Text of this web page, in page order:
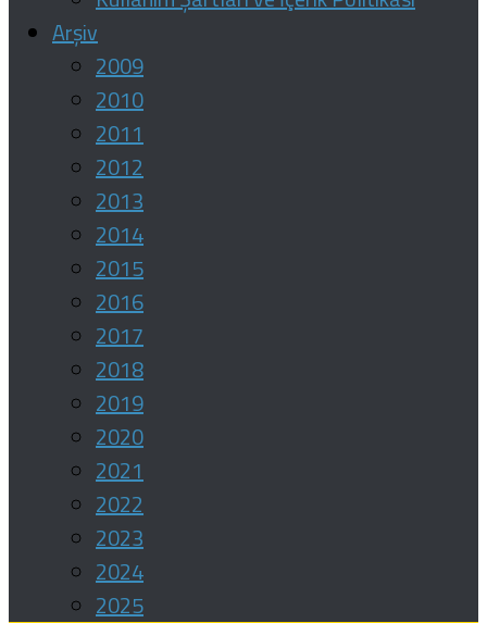
Arşiv
2009
2010
2011
2012
2013
2014
2015
2016
2017
2018
2019
2020
2021
2022
2023
2024
2025